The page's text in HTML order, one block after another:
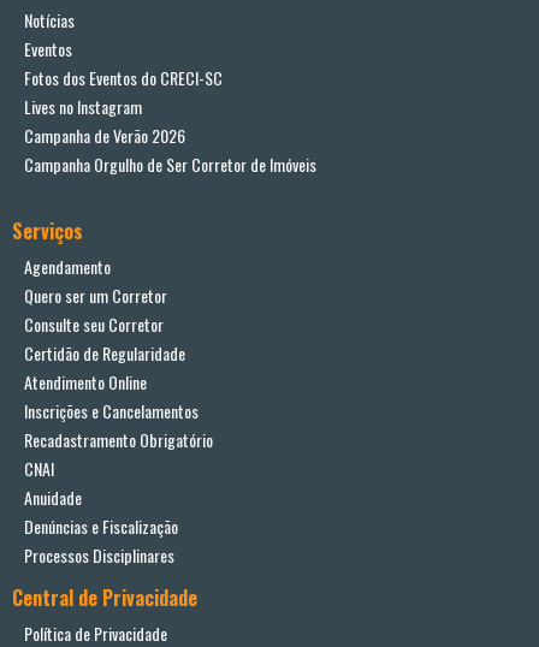
Notícias
Eventos
Fotos dos Eventos do CRECI-SC
Lives no Instagram
Campanha de Verão 2026
Campanha Orgulho de Ser Corretor de Imóveis
Serviços
Agendamento
Quero ser um Corretor
Consulte seu Corretor
Certidão de Regularidade
Atendimento Online
Inscrições e Cancelamentos
Recadastramento Obrigatório
CNAI
Anuidade
Denúncias e Fiscalização
Processos Disciplinares
Central de Privacidade
Política de Privacidade